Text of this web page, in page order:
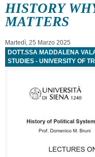
HISTORY
MATTERS
Martedì, 25 Marzo 2025
DOTT.SSA MADDALENA
STUDIES - UNIVERSITY OF